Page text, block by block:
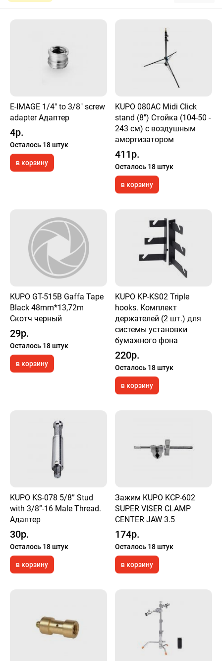
E-IMAGE 1/4" to 3/8" screw
adapter Адаптер
4р.
Осталось 18 штук
в корзину
KUPO 080AC Midi Click
stand (8") Стойка (104-50 -
243 см) с воздушным
амортизатором
411р.
Осталось 18 штук
в корзину
KUPO GT-515B Gaffa Tape
Black 48mm*13,72m
Скотч черный
29р.
Осталось 18 штук
в корзину
KUPO KP-KS02 Triple
hooks. Комплект
держателей (2 шт.) для
системы установки
бумажного фона
220р.
Осталось 18 штук
в корзину
KUPO KS-078 5/8” Stud
with 3/8”-16 Male Thread.
Адаптер
30р.
Осталось 18 штук
в корзину
Зажим KUPO KCP-602
SUPER VISER CLAMP
CENTER JAW 3.5
174р.
Осталось 18 штук
в корзину